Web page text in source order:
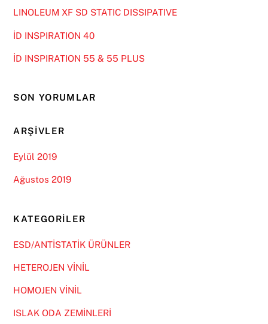
LINOLEUM XF SD STATIC DISSIPATIVE
İD INSPIRATION 40
İD INSPIRATION 55 & 55 PLUS
SON YORUMLAR
ARŞIVLER
Eylül 2019
Ağustos 2019
KATEGORILER
ESD/ANTİSTATİK ÜRÜNLER
HETEROJEN VİNİL
HOMOJEN VİNİL
ISLAK ODA ZEMİNLERİ